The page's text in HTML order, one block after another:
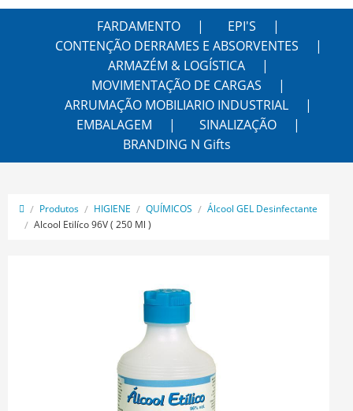
FARDAMENTO
EPI'S
CONTENÇÃO DERRAMES E ABSORVENTES
ARMAZÉM & LOGÍSTICA
MOVIMENTAÇÃO DE CARGAS
ARRUMAÇÃO MOBILIARIO INDUSTRIAL
EMBALAGEM
SINALIZAÇÃO
BRANDING N Gifts
Produtos HIGIENE QUÍMICOS
Álcool GEL Desinfectante
Alcool Etilíco 96V ( 250 Ml )